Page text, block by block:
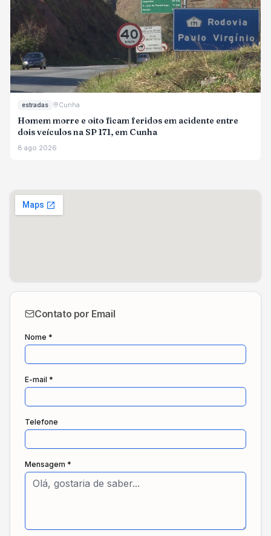
estradas Cunha
Homem morre e oito ficam feridos em acidente entre
dois veículos na SP 171, em Cunha
8 ago 2026
Contato por Email
Nome *
E-mail *
Telefone
Mensagem *